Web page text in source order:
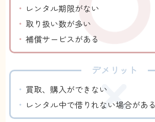
レンタル期限がない
取り扱い数が多い
補償サービスがある
デメリット
買取、購入ができない
レンタル中で借りれない場合がある